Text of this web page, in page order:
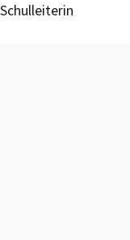
Schulleiterin